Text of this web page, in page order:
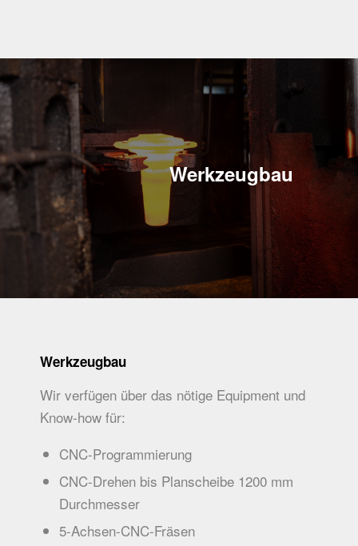
Werkzeugbau
Werkzeugbau
Wir verfügen über das nötige Equipment und
Know-how für:
CNC-Programmierung
CNC-Drehen bis Planscheibe 1200 mm
Durchmesser
5-Achsen-CNC-Fräsen